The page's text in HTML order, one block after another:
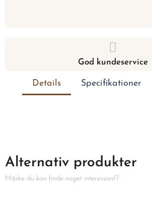
God kundeservice
Details Specifikationer
Alternativ produkter
Måske du kan finde noget interessant?